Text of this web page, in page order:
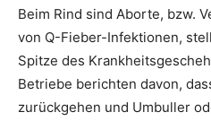
Beim Rind sind Aborte, bzw.
von Q-Fieber-Infektionen,
Spitze des
Betriebe berichten davon,
zurückgehen und Umbuller